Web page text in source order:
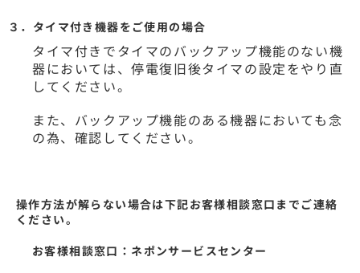
３．タイマ付き機器をご使用の場合
タイマ付きでタイマのバックアップ機能のない機
器においては、停電復旧後タイマの設定をやり直
してください。
また、バックアップ機能のある機器においても念
の為、確認してください。
操作方法が解らない場合は下記お客様相談窓口までご連絡
ください。
お客様相談窓口：ネポンサービスセンター